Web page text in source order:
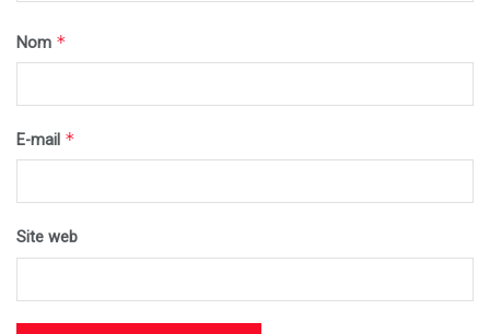
Nom *
E-mail *
Site web